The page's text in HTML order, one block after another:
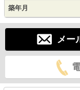
築年月
メー